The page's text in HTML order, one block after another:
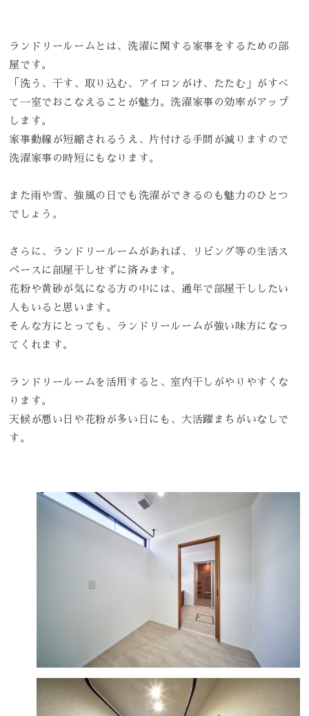
ランドリールームとは、洗濯に関する家事をするための部
屋です。
「洗う、干す、取り込む、アイロンがけ、たたむ」がすべ
て一室でおこなえることが魅力。洗濯家事の効率がアップ
します。
家事動線が短縮されるうえ、片付ける手間が減りますので
洗濯家事の時短にもなります。
また雨や雪、強風の日でも洗濯ができるのも魅力のひとつ
でしょう。
さらに、ランドリールームがあれば、リビング等の生活ス
ペースに部屋干しせずに済みます。
花粉や黄砂が気になる方の中には、通年で部屋干ししたい
人もいると思います。
そんな方にとっても、ランドリールームが強い味方になっ
てくれます。
ランドリールームを活用すると、室内干しがやりやすくな
ります。
天候が悪い日や花粉が多い日にも、大活躍まちがいなしで
す。